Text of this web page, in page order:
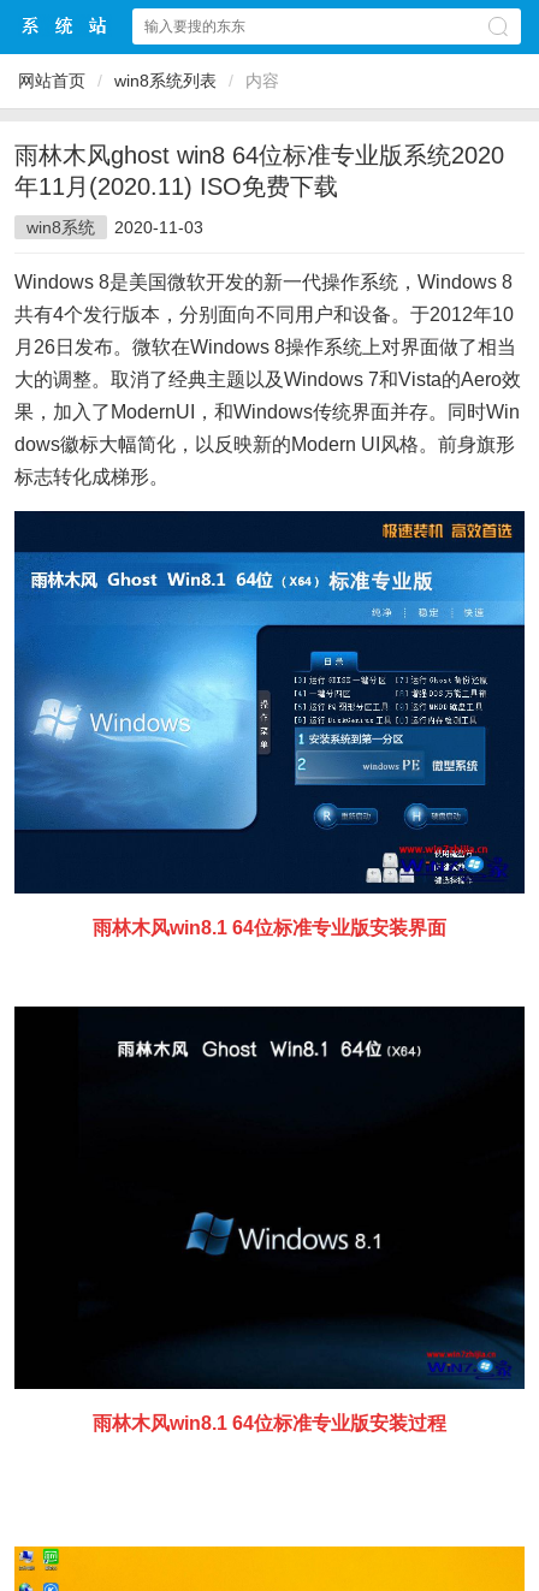
网站首页 / win8系统列表 / 内容
雨林木风ghost win8 64位标准专业版系统2020
年11月(2020.11) ISO免费下载
win8系统 2020-11-03
Windows 8是美国微软开发的新一代操作系统，Windows 8
共有4个发行版本，分别面向不同用户和设备。于2012年10
月26日发布。微软在Windows 8操作系统上对界面做了相当
大的调整。取消了经典主题以及Windows 7和Vista的Aero效
果，加入了ModernUI，和Windows传统界面并存。同时Win
dows徽标大幅简化，以反映新的Modern UI风格。前身旗形
标志转化成梯形。
雨林木风win8.1 64位标准专业版安装界面
雨林木风win8.1 64位标准专业版安装过程